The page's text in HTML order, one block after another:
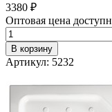
3380 ₽
Оптовая цена
В корзину
Артикул: 5232